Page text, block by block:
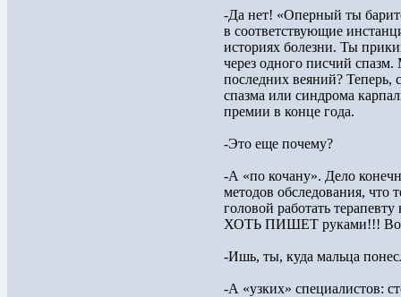
-Да нет! «Оперный ты
в соответствующие
историях болезни. Ты
через одного писчий
последних веяний? Теперь,
спазма или синдрома
премии в конце года.
-Это еще почему?
-А «по кочану». Дело
методов обследования, что
головой работать
ХОТЬ ПИШЕТ руками!!! Вот и
-Ишь, ты, куда мальца
-А «узких» специалистов: